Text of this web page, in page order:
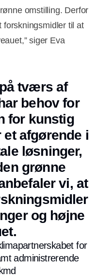
omstilling. Derfor
forskningsmidler til at
siger Eva
tværs af
behov for
for kunstig
afgørende i
løsninger,
grønne
vi, at
og højne
for
administrerende